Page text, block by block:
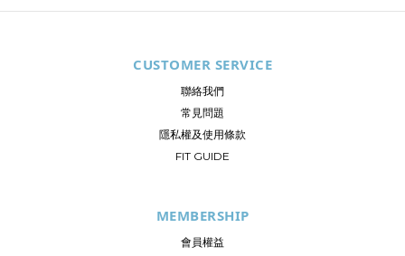
CUSTOMER SERVICE
聯絡我們
常見問題
隱私權及使用條款
FIT GUIDE
MEMBERSHIP
會員權益